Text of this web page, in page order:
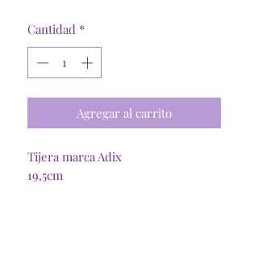
Cantidad *
Agregar al carrito
Tijera marca Adix
19,5cm